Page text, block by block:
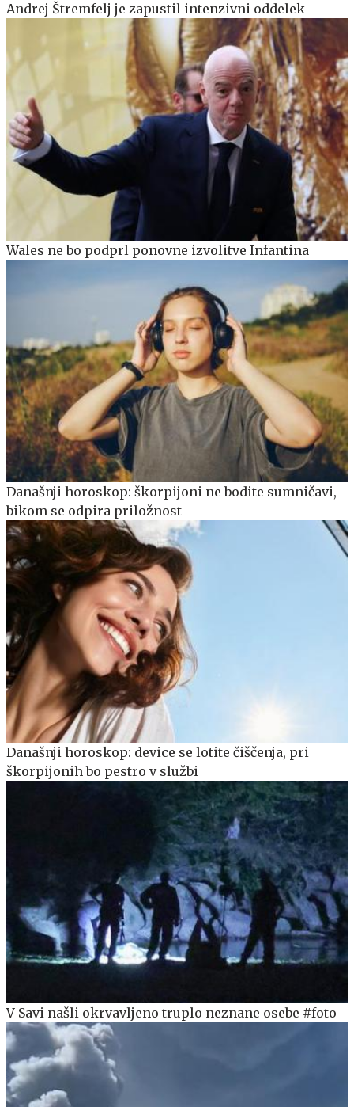
Andrej Štremfelj je zapustil intenzivni oddelek
Wales ne bo podprl ponovne izvolitve Infantina
Današnji horoskop: škorpijoni ne bodite sumničavi,
bikom se odpira priložnost
Današnji horoskop: device se lotite čiščenja, pri
škorpijonih bo pestro v službi
V Savi našli okrvavljeno truplo neznane osebe #foto